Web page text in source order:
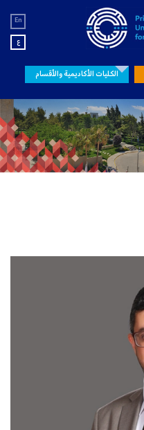
En
ع
الكليات الأكاديمية والأقسام